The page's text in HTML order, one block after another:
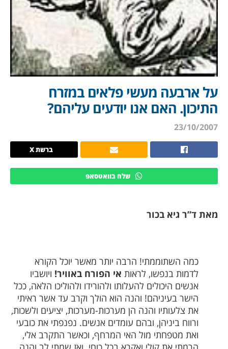
על ארבעה מעשי פלאים במזרח
התיכון. האם אנו יודעים עליהם?
23/10/2007
ברשת X
שלח בוואטסאפ
מאת ד”ר גיא בכור
כמה השתוממתי! הרבה יותר מאשר יוכל הקורא
לדמות בנפשו, לראות אי הפורח באוויר! ויושביו
אנשים היכולים להעלותו ולהורידו ולהוליכו הלאה, ככל
הישר בעיניהם! והנה הוא הולך וקרב עד אשר ראיתי
את צלעותיו והנה הן מערכות-מערכות, יציעים ולשכות,
ורווח ביניהן, ובהם עומדים אנשים. נפנפתי את כובעי
ואת מטפחתי מול האי המרחף, וכאשר התקרב אלי,